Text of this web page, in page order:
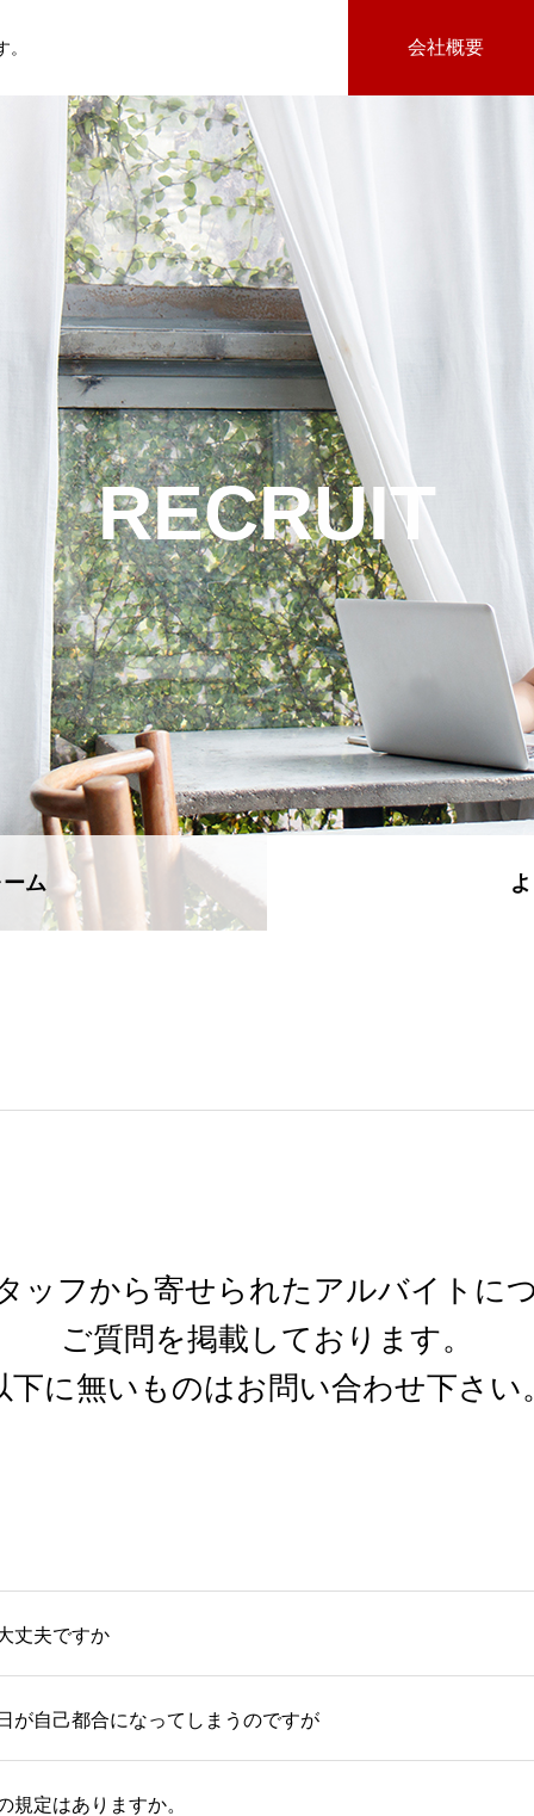
会社概要
RECRUIT
ム
ッフから寄せられたアルバイトに
ご質問を掲載しております。
下に無いものはお問い合わせ下さい。
丈夫ですか
が自己都合になってしまうのですが
規定はありますか。